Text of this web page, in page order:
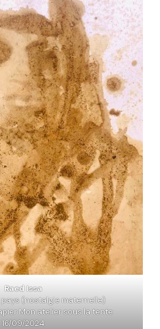
Raed Issa
(nostalgie maternelle)
Mon atelier sous la tente
16/09/2024